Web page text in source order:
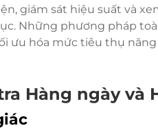
giám sát hiệu suất và
Những phương pháp
ưu hóa mức tiêu thụ
Hàng ngày và